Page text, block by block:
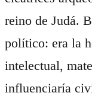
reino de Judá.
político: era la
intelectual,
influenciaría